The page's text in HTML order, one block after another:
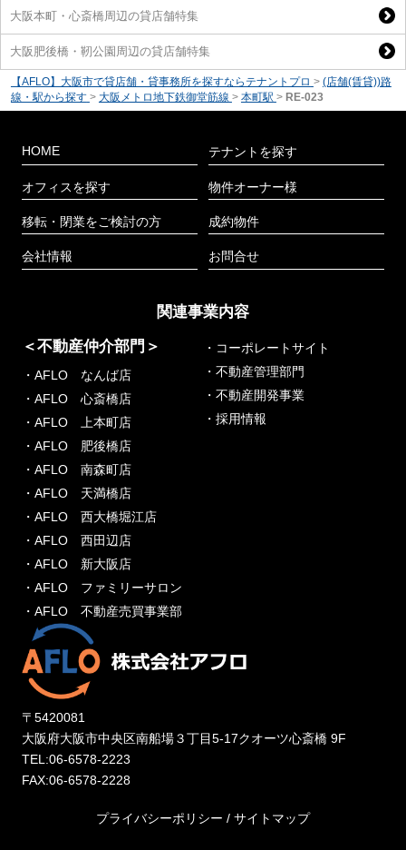
大阪本町・心斎橋周辺の貸店舗特集
大阪肥後橋・靭公園周辺の貸店舗特集
【AFLO】大阪市で貸店舗・貸事務所を探すならテナントプロ > (店舗(賃貸))路
線・駅から探す > 大阪メトロ地下鉄御堂筋線 > 本町駅 > RE-023
HOME
オフィスを探す
移転・閉業をご検討の方
会社情報
テナントを探す
物件オーナー様
成約物件
お問合せ
関連事業内容
＜不動産仲介部門＞
・AFLO なんば店
・AFLO 心斎橋店
・AFLO 上本町店
・AFLO 肥後橋店
・AFLO 南森町店
・AFLO 天満橋店
・AFLO 西大橋堀江店
・AFLO 西田辺店
・AFLO 新大阪店
・AFLO ファミリーサロン
・AFLO 不動産売買事業部
・コーポレートサイト
・不動産管理部門
・不動産開発事業
・採用情報
〒5420081
大阪府大阪市中央区南船場３丁目5-17クオーツ心斎橋 9F
TEL:06-6578-2223
FAX:06-6578-2228
プライバシーポリシー / サイトマップ